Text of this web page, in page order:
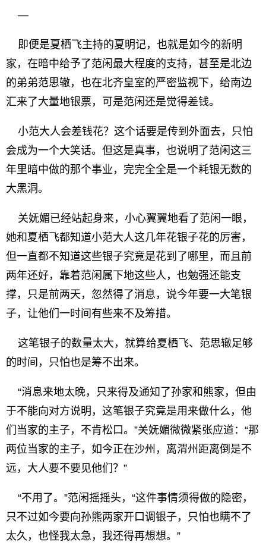
—
即便是夏栖飞主持的夏明记，也就是如今的新明
家，在暗中给予了范闲最大程度的支持，甚至是北边
的弟弟范思辙，也在北齐皇室的严密监视下，给南边
汇来了大量地银票，可是范闲还是觉得差钱。
小范大人会差钱花？这个话要是传到外面去，只怕
会成为一个大笑话。但这是真事，也说明了范闲这三
年里暗中做的那个事业，完完全全是一个耗银无数的
大黑洞。
关妩媚已经站起身来，小心翼翼地看了范闲一眼，
她和夏栖飞都知道小范大人这几年花银子花的厉害，
但一直都不知道这些银子究竟是花到了哪里，而且前
两年还好，靠着范闲属下地这些人，也勉强还能支
撑，只是前两天，忽然得了消息，说今年要一大笔银
子，让他们一时间有些来不及筹措。
这笔银子的数量太大，就算给夏栖飞、范思辙足够
的时间，只怕也是筹不出来。
“消息来地太晚，只来得及通知了孙家和熊家，但由
于不能向对方说明，这笔银子究竟是用来做什么，他
们当家的主子，不肯松口。”关妩媚微微紧张应道：“那
两位当家的主子，如今正在沙州，离渭州距离倒是不
远，大人要不要见他们？”
“不用了。”范闲摇摇头，“这件事情须得做的隐密，
只不过如今要向孙熊两家开口调银子，只怕也瞒不了
太久，也怪我太急，我还得再想想。”